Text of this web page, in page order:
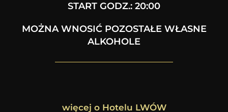
START GODZ.: 20:00
MOŻNA WNOSIĆ POZOSTAŁE WŁASNE
ALKOHOLE
więcej o Hotelu LWÓW